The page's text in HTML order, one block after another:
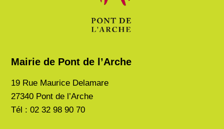
Mairie de Pont de l’Arche
19 Rue Maurice Delamare
27340 Pont de l’Arche
Tél : 02 32 98 90 70